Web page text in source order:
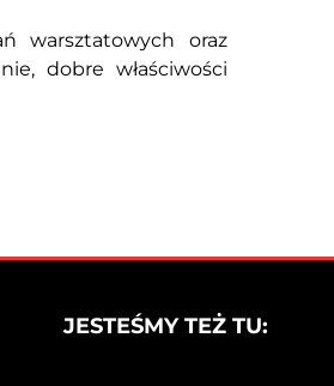
warsztatowych oraz
dobre właściwości
JESTEŚMY TEŻ TU: